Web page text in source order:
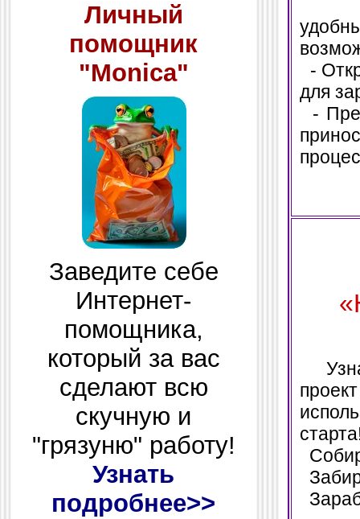
Личный
помощник
"Monica"
Заведите себе
Интернет-
помощника,
который за вас
сделают всю
скучную и
"грязуню" работу!
Узнать
подробнее>>
-
для
-